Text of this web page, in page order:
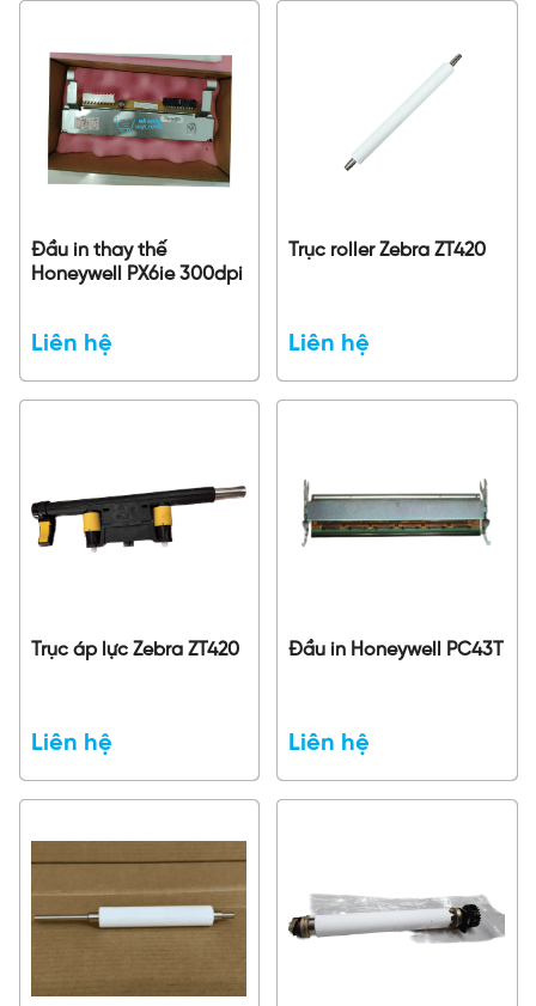
Đầu in thay thế
Honeywell PX6ie 300dpi
Liên hệ
Trục roller Zebra ZT420
Liên hệ
Trục áp lực Zebra ZT420
Liên hệ
Đầu in Honeywell PC43T
Liên hệ